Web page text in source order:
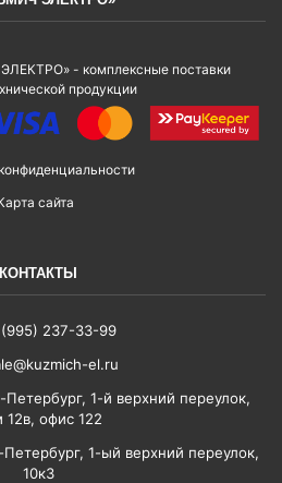
- комплексные поставки
продукции
сайта
КОНТАКТЫ
237-33-99
el.ru
Петербург, 1-й верхний переулок,
12в, офис 122
, 1-ый верхний переулок,
10к3